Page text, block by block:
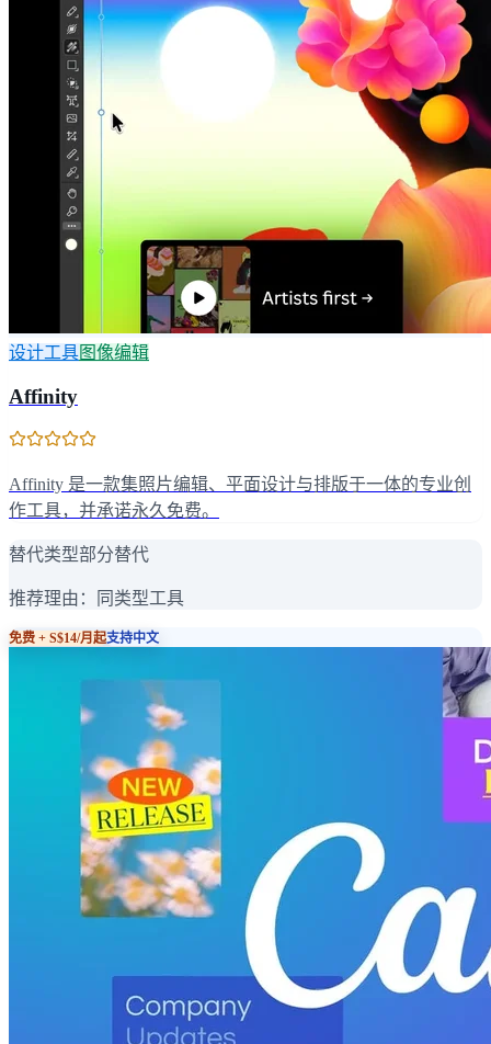
设计工具图像编辑
Affinity
Affinity 是一款集照片编辑、平面设计与排版于一体的专业创
作工具，并承诺永久免费。
替代类型部分替代
推荐理由： 同类型工具
免费 + S$14/月起支持中文